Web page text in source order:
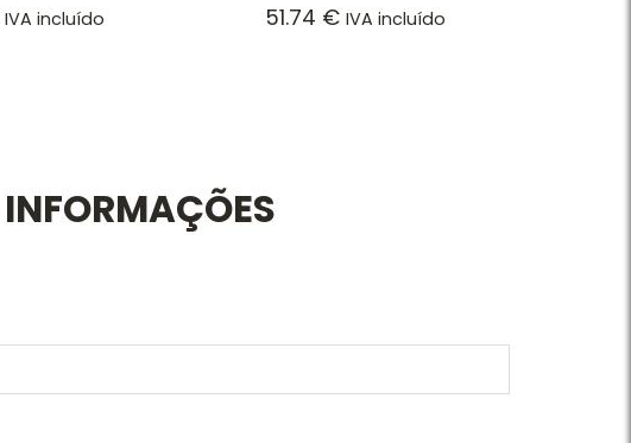
IVA incluído 51.74 € IVA incluído